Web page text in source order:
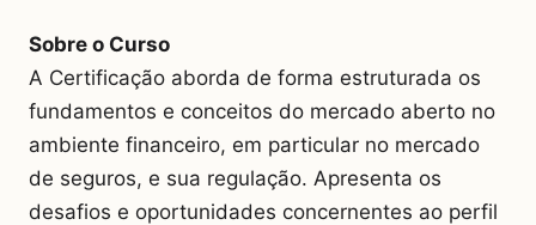
Sobre o Curso
A Certificação aborda de forma estruturada os
fundamentos e conceitos do mercado aberto no
ambiente financeiro, em particular no mercado
de seguros, e sua regulação. Apresenta os
desafios e oportunidades concernentes ao perfil